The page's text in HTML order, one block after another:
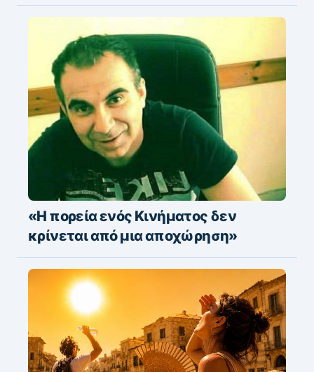
«Η πορεία ενός Κινήματος δεν
κρίνεται από μια αποχώρηση»